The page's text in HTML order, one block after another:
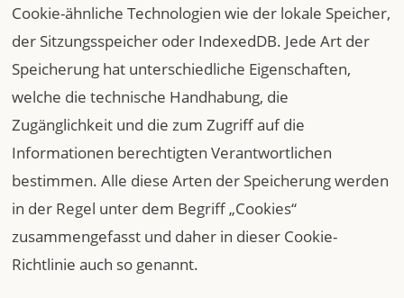
Cookie-ähnliche Technologien wie der lokale Speicher,
der Sitzungsspeicher oder IndexedDB. Jede Art der
Speicherung hat unterschiedliche Eigenschaften,
welche die technische Handhabung, die
Zugänglichkeit und die zum Zugriff auf die
Informationen berechtigten Verantwortlichen
bestimmen. Alle diese Arten der Speicherung werden
in der Regel unter dem Begriff „Cookies“
zusammengefasst und daher in dieser Cookie-
Richtlinie auch so genannt.